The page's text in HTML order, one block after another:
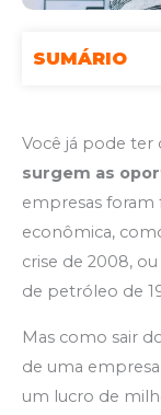
SUMÁRIO
Você já pode ter
surgem as
empresas
econômica,
crise de 2008, ou
de petróleo de
Mas como sair
de uma
um lucro de